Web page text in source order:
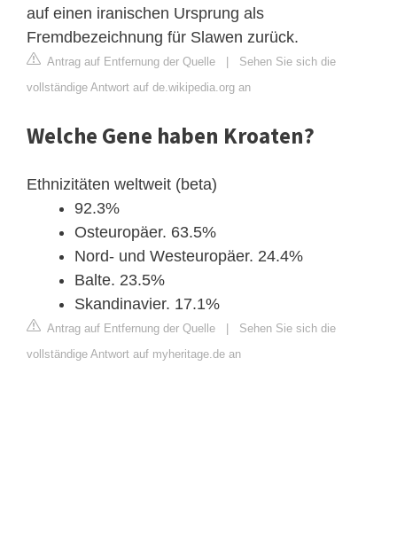
auf einen iranischen Ursprung als
Fremdbezeichnung für Slawen zurück.
Antrag auf Entfernung der Quelle
Sehen Sie sich die
vollständige Antwort auf de.wikipedia.org an
Welche Gene haben Kroaten?
Ethnizitäten weltweit (beta)
92.3%
Osteuropäer. 63.5%
Nord- und Westeuropäer. 24.4%
Balte. 23.5%
Skandinavier. 17.1%
Antrag auf Entfernung der Quelle
Sehen Sie sich die
vollständige Antwort auf myheritage.de an